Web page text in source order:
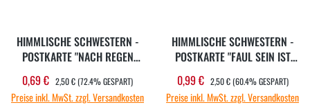
HIMMLISCHE SCHWESTERN -
POSTKARTE "NACH REGEN
KOMMT SONNE"
Verkaufspreis:
0,69 € REGULÄRER PREIS:
2,50 €(72.4% GESPART)
Preise inkl. MwSt. zzgl. Versandkosten
HIMMLISCHE SCHWESTERN -
POSTKARTE "FAUL SEIN IST
WUNDERSCHÖN"
Verkaufspreis:
0,99 € REGULÄRER PREIS:
2,50 € (60.4% GESPART)
Preise inkl. MwSt. zzgl. Versandkosten